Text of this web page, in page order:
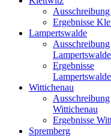
Ergebnisse
Lampertswalde
Ausschreibung
Lampertswalde
Ergebnisse
Lampertswalde
Wittichenau
Ausschreibung
Wittichenau
Ergebnisse
Spremberg